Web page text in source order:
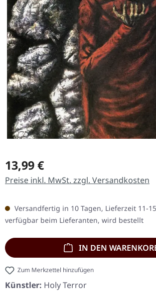
Regulärer Preis:
13,99 €
Preise inkl. MwSt. zzgl. Versandkosten
Versandfertig in 10 Tagen, Lieferzeit 11-
verfügbar beim Lieferanten, wird bestellt
IN DEN
Zum Merkzettel hinzufügen
Künstler: Holy Terror